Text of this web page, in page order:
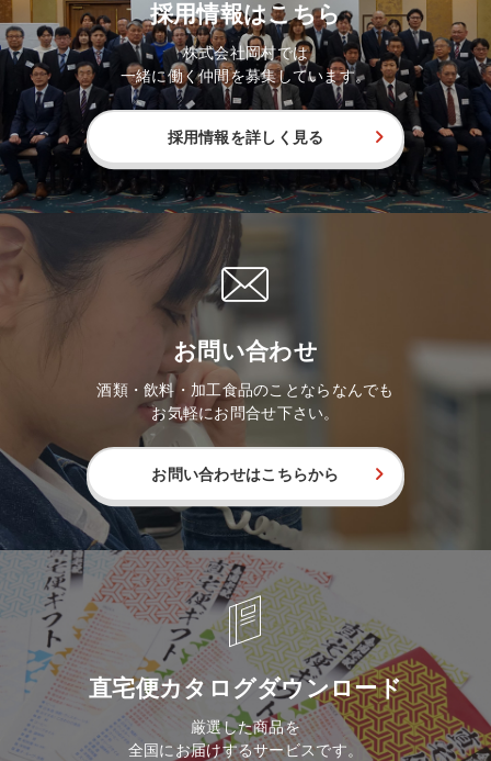
採用情報はこちら
株式会社岡村では
一緒に働く仲間を募集しています。
採用情報を詳しく見る
お問い合わせ
酒類・飲料・加工食品のことならなんでも
お気軽にお問合せ下さい。
お問い合わせはこちらから
直宅便カタログダウンロード
厳選した商品を
全国にお届けするサービスです。